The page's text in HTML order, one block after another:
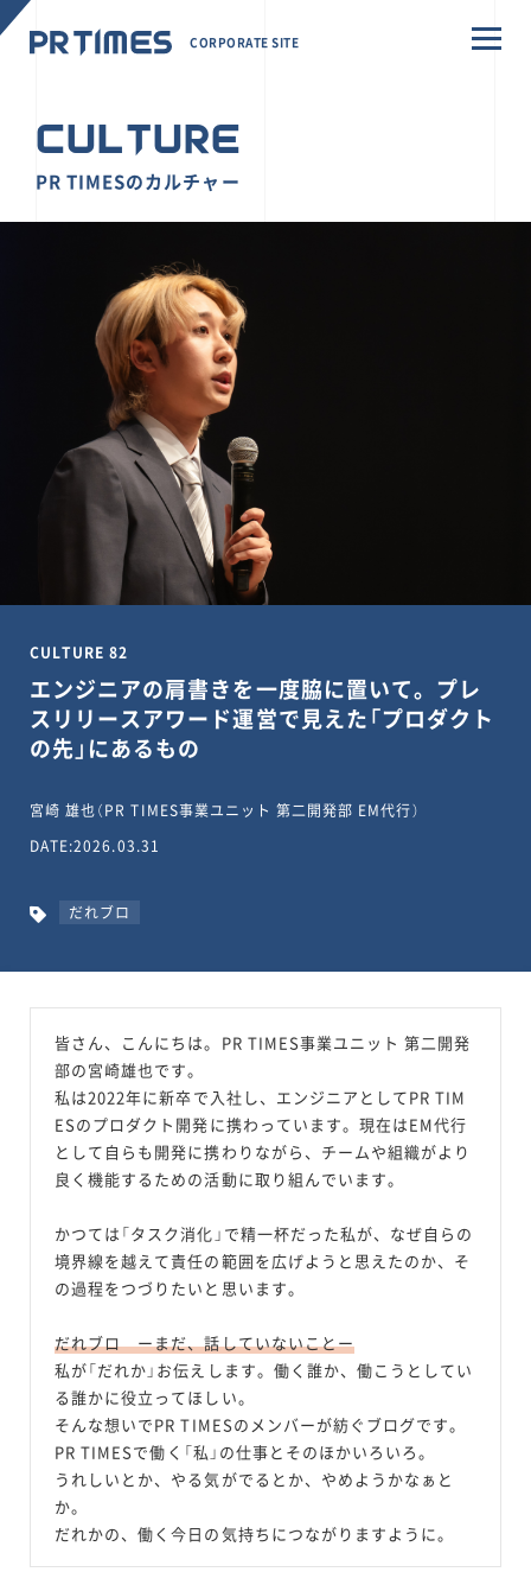
CORPORATE SITE
CULTURE
PR TIMESのカルチャー
CULTURE 82
エンジニアの肩書きを一度脇に置いて。プレ
スリリースアワード運営で見えた「プロダクト
の先」にあるもの
宮崎 雄也（PR TIMES事業ユニット 第二開発部 EM代行）
DATE:2026.03.31
だれブロ
皆さん、こんにちは。PR TIMES事業ユニット 第二開発
部の宮崎雄也です。
私は2022年に新卒で入社し、エンジニアとしてPR TIM
ESのプロダクト開発に携わっています。現在はEM代行
として自らも開発に携わりながら、チームや組織がより
良く機能するための活動に取り組んでいます。
かつては「タスク消化」で精一杯だった私が、なぜ自らの
境界線を越えて責任の範囲を広げようと思えたのか、そ
の過程をつづりたいと思います。
だれブロ ーまだ、話していないことー
私が「だれか」お伝えします。働く誰か、働こうとしてい
る誰かに役立ってほしい。
そんな想いでPR TIMESのメンバーが紡ぐブログです。
PR TIMESで働く「私」の仕事とそのほかいろいろ。
うれしいとか、やる気がでるとか、やめようかなぁと
か。
だれかの、働く今日の気持ちにつながりますように。